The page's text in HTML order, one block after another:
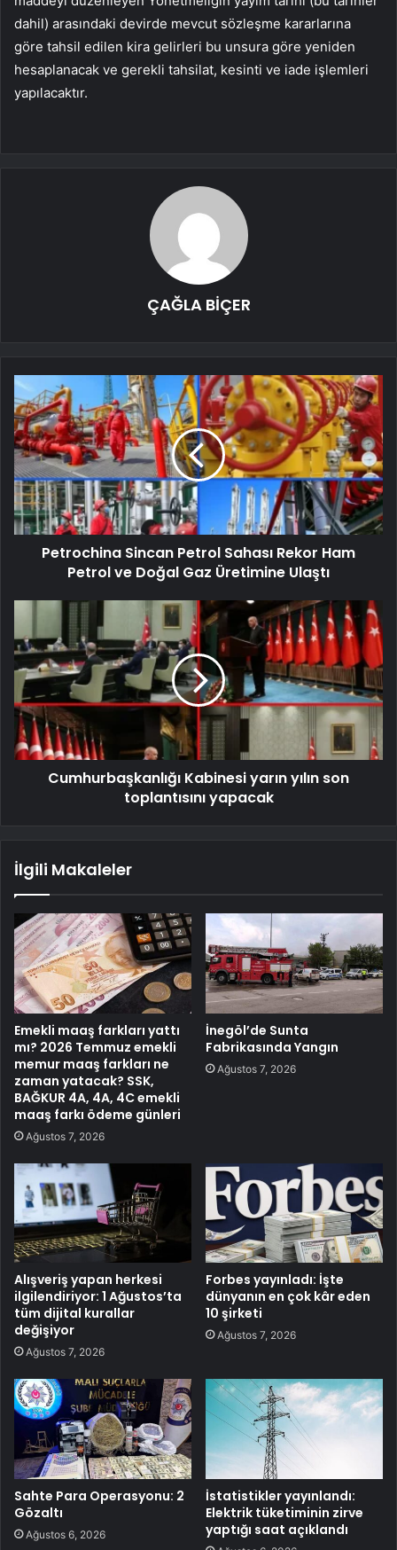
dahil) arasındaki devirde mevcut sözleşme kararlarına
göre tahsil edilen kira gelirleri bu unsura göre yeniden
hesaplanacak ve gerekli tahsilat, kesinti ve iade işlemleri
yapılacaktır.
ÇAĞLA BİÇER
Petrochina Sincan Petrol Sahası Rekor Ham
Petrol ve Doğal Gaz Üretimine Ulaştı
Cumhurbaşkanlığı Kabinesi yarın yılın son
toplantısını yapacak
İlgili Makaleler
Emekli maaş farkları yattı
mı? 2026 Temmuz emekli
memur maaş farkları ne
zaman yatacak? SSK,
BAĞKUR 4A, 4A, 4C emekli
maaş farkı ödeme günleri
Ağustos 7, 2026
İnegöl’de Sunta
Fabrikasında Yangın
Ağustos 7, 2026
Alışveriş yapan herkesi
ilgilendiriyor: 1 Ağustos’ta
tüm dijital kurallar
değişiyor
Ağustos 7, 2026
Forbes yayınladı: İşte
dünyanın en çok kâr eden
10 şirketi
Ağustos 7, 2026
Sahte Para Operasyonu: 2
Gözaltı
Ağustos 6, 2026
İstatistikler yayınlandı:
Elektrik tüketiminin zirve
yaptığı saat açıklandı